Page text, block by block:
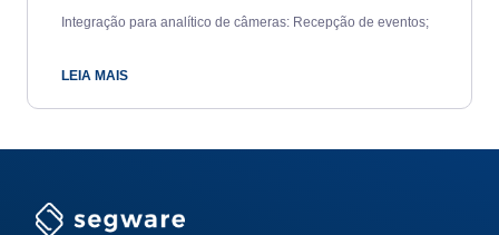
Integração para analítico de câmeras: Recepção de eventos;
LEIA MAIS